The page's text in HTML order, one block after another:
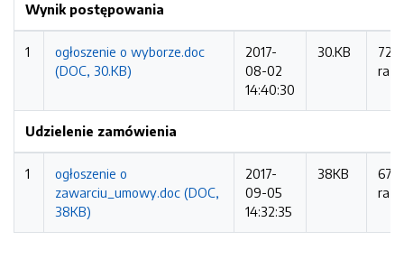
Wynik postępowania
1
ogłoszenie o wyborze.doc
(DOC, 30.KB)
2017-
08-02
14:40:30
30.KB
723
razy
Udzielenie zamówienia
1
ogłoszenie o
zawarciu_umowy.doc (DOC,
38KB)
2017-
09-05
14:32:35
38KB
677
razy